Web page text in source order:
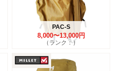
PAC-S
8,000〜13,000円
（ランク：）